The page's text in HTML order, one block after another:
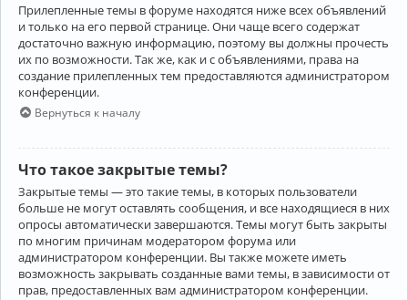
Прилепленные темы в форуме находятся ниже всех объявлений
и только на его первой странице. Они чаще всего содержат
достаточно важную информацию, поэтому вы должны прочесть
их по возможности. Так же, как и с объявлениями, права на
создание прилепленных тем предоставляются администратором
конференции.
Вернуться к началу
Что такое закрытые темы?
Закрытые темы — это такие темы, в которых пользователи
больше не могут оставлять сообщения, и все находящиеся в них
опросы автоматически завершаются. Темы могут быть закрыты
по многим причинам модератором форума или
администратором конференции. Вы также можете иметь
возможность закрывать созданные вами темы, в зависимости от
прав, предоставленных вам администратором конференции.